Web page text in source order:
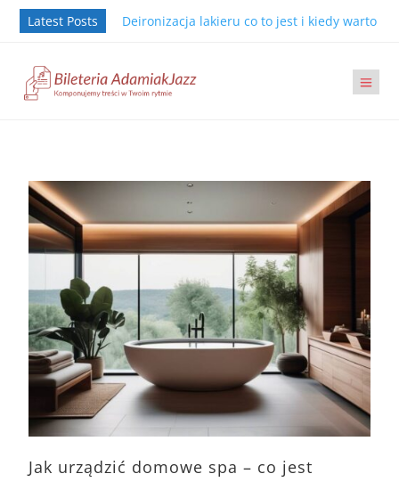
Latest Posts Deironizacja lakieru co to jest i kiedy warto ją
Jak urządzić domowe spa – co jest